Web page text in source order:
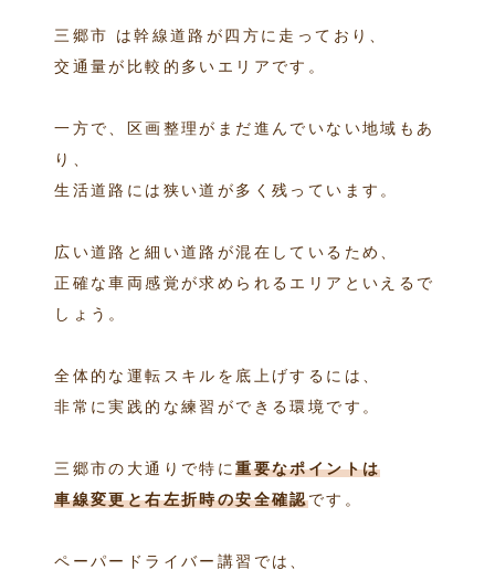
三郷市 は幹線道路が四方に走っており、
交通量が比較的多いエリアです。
一方で、区画整理がまだ進んでいない地域もあ
り、
生活道路には狭い道が多く残っています。
広い道路と細い道路が混在しているため、
正確な車両感覚が求められるエリアといえるで
しょう。
全体的な運転スキルを底上げするには、
非常に実践的な練習ができる環境です。
三郷市の大通りで特に重要なポイントは
車線変更と右左折時の安全確認です。
ペーパードライバー講習では、